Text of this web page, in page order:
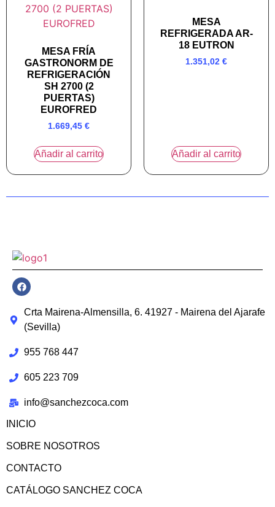
MESA FRÍA
GASTRONORM DE
REFRIGERACIÓN
SH 2700 (2
PUERTAS)
EUROFRED
1.669,45 €
Añadir al carrito
MESA
REFRIGERADA AR-
18 EUTRON
1.351,02 €
Añadir al carrito
Crta Mairena-Almensilla, 6. 41927 - Mairena del Ajarafe
(Sevilla)
955 768 447
605 223 709
info@sanchezcoca.com
INICIO
SOBRE NOSOTROS
CONTACTO
CATÁLOGO SANCHEZ COCA